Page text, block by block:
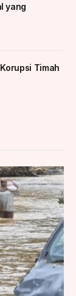
yang
Timah